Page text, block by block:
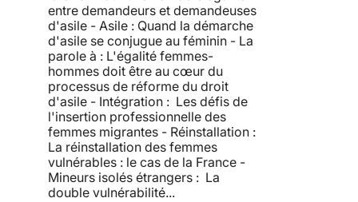
entre demandeurs et demandeuses
d'asile - Asile : Quand la démarche
d'asile se conjugue au féminin - La
parole à : L'égalité femmes-
hommes doit être au cœur du
processus de réforme du droit
d'asile - Intégration : Les défis de
l'insertion professionnelle des
femmes migrantes - Réinstallation :
La réinstallation des femmes
vulnérables : le cas de la France -
Mineurs isolés étrangers : La
double vulnérabilité...